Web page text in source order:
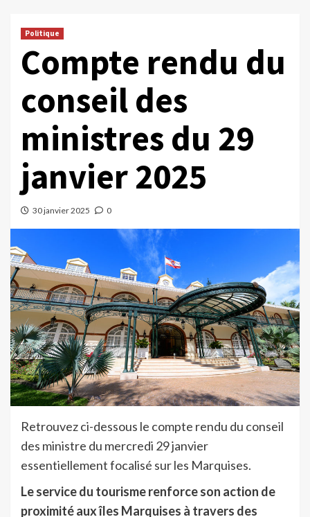
Politique
Compte rendu du
conseil des
ministres du 29
janvier 2025
30 janvier 2025 0
Retrouvez ci-dessous le compte rendu du conseil
des ministre du mercredi 29 janvier
essentiellement focalisé sur les Marquises.
Le service du tourisme renforce son action de
proximité aux îles Marquises à travers des